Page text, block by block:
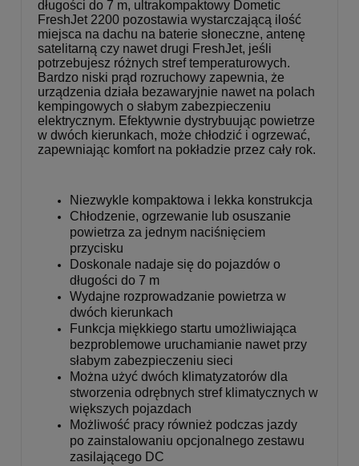
długości do 7 m, ultrakompaktowy Dometic
FreshJet 2200 pozostawia wystarczającą ilość
miejsca na dachu na baterie słoneczne, antenę
satelitarną czy nawet drugi FreshJet, jeśli
potrzebujesz różnych stref temperaturowych.
Bardzo niski prąd rozruchowy zapewnia, że
urządzenia działa bezawaryjnie nawet na polach
kempingowych o słabym zabezpieczeniu
elektrycznym. Efektywnie dystrybuując powietrze
w dwóch kierunkach, może chłodzić i ogrzewać,
zapewniając komfort na pokładzie przez cały rok.
Niezwykle kompaktowa i lekka konstrukcja
Chłodzenie, ogrzewanie lub osuszanie
powietrza za jednym naciśnięciem
przycisku
Doskonale nadaje się do pojazdów o
długości do 7 m
Wydajne rozprowadzanie powietrza w
dwóch kierunkach
Funkcja miękkiego startu umożliwiająca
bezproblemowe uruchamianie nawet przy
słabym zabezpieczeniu sieci
Można użyć dwóch klimatyzatorów dla
stworzenia odrębnych stref klimatycznych w
większych pojazdach
Możliwość pracy również podczas jazdy
po zainstalowaniu opcjonalnego zestawu
zasilającego DC